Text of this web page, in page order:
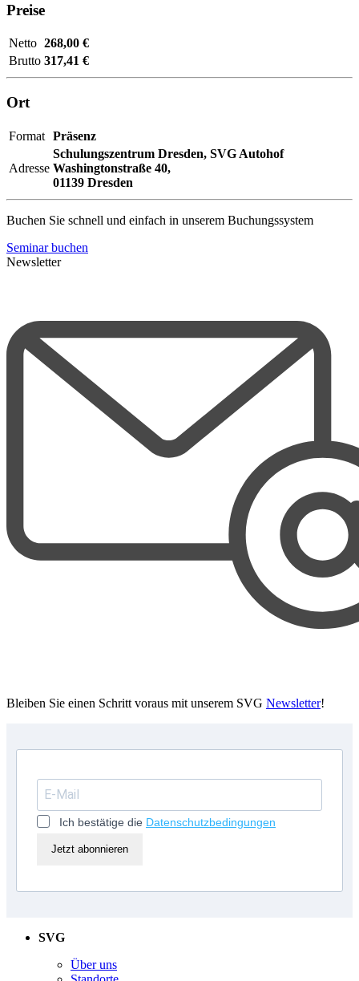
Preise
Netto 268,00 €
Brutto 317,41 €
Ort
Format Präsenz
Adresse
Schulungszentrum Dresden, SVG Autohof
Washingtonstraße 40,
01139 Dresden
Buchen Sie schnell und einfach in unserem Buchungssystem
Seminar buchen
Newsletter
Bleiben Sie einen Schritt voraus mit unserem SVG Newsletter!
Ich bestätige die Datenschutzbedingungen
Jetzt abonnieren
SVG
Über uns